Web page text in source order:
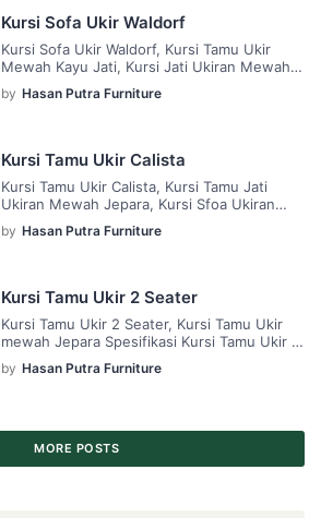
1 Meja Tamu Kelengkapan : 1 Kursi Tamu
Ukir Kami Juga Menerima […]
Kursi Sofa Ukir Waldorf
Kursi Sofa Ukir Waldorf, Kursi Tamu Ukir
Mewah Kayu Jati, Kursi Jati Ukiran Mewah
Bahan Baku : Kayu Jati Finishing : Duco Gold
Menerima Custom Desain, Ukuran, Warna
Dan Bahan Kayu Sesuai […]
by Hasan Putra Furniture
Kursi Tamu Ukir Calista
Kursi Tamu Ukir Calista, Kursi Tamu Jati
Ukiran Mewah Jepara, Kursi Sfoa Ukiran
Bahan Baku : Kayu Jati Finishing : Duco Gold
Kelengkapan : 1 Kursi Tamu Ukir Kami Juga
Menerima Custom Desain, Ukuran, Warna
Dan […]
by Hasan Putra Furniture
Kursi Tamu Ukir 2 Seater
Kursi Tamu Ukir 2 Seater, Kursi Tamu Ukir
mewah Jepara Spesifikasi Kursi Tamu Ukir 2
Request ) – Finishing : Gold Luxury – Kain:
sesuai dengan yang anda inginkan […]
by Hasan Putra Furniture
MORE POSTS